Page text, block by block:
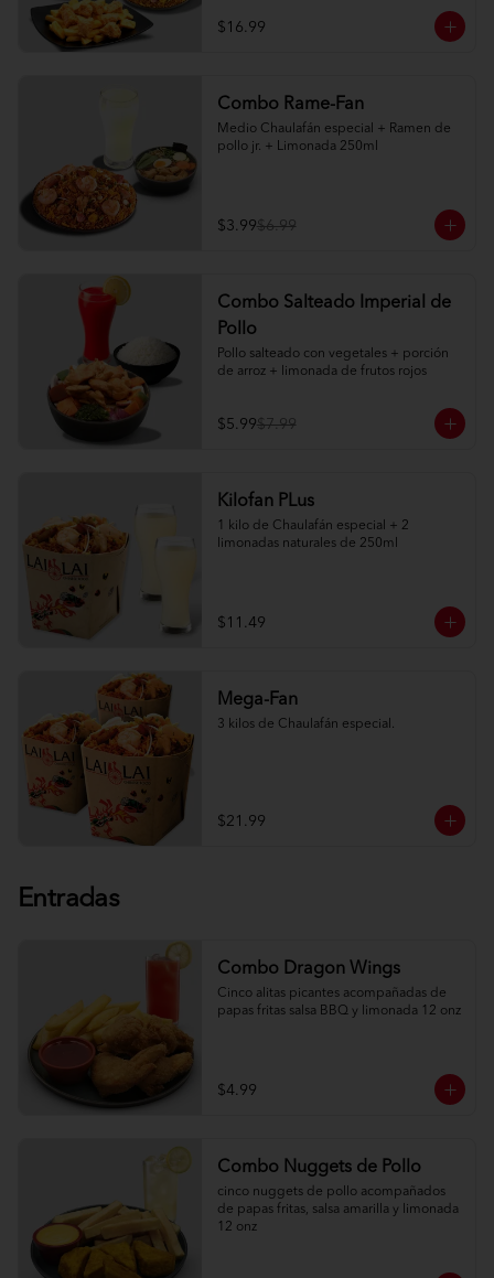
$16.99
Combo Rame-Fan
Medio Chaulafán especial + Ramen de
pollo jr. + Limonada 250ml
$3.99$6.99
Combo Salteado Imperial de
Pollo
Pollo salteado con vegetales + porción
de arroz + limonada de frutos rojos
$5.99$7.99
Kilofan PLus
1 kilo de Chaulafán especial + 2
limonadas naturales de 250ml
$11.49
Mega-Fan
3 kilos de Chaulafán especial.
$21.99
Entradas
Combo Dragon Wings
Cinco alitas picantes acompañadas de
papas fritas salsa BBQ y limonada 12 onz
$4.99
Combo Nuggets de Pollo
cinco nuggets de pollo acompañados
de papas fritas, salsa amarilla y limonada
12 onz